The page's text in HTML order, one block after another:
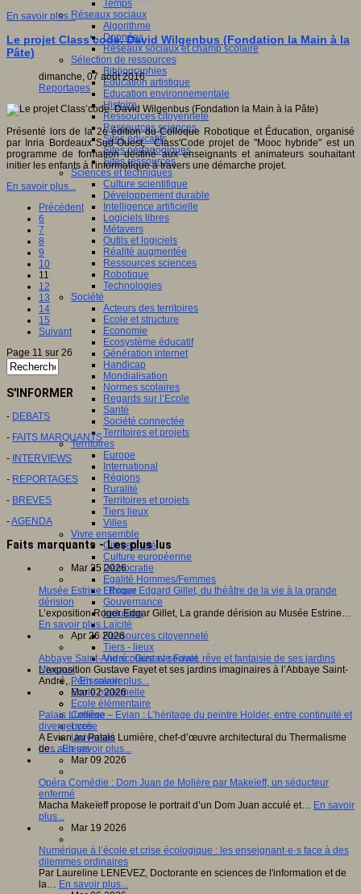
Temps
Réseaux sociaux
Algorithme
Données
Réseaux sociaux et champ scolaire
Sélection de ressources
Bibliographies
Education artistique
Education environnementale
Histoire
Ressources citoyenneté
Ressources sciences
Sites éducatifs
Sites pédagogiques
Sites ressources
Sciences et techniques
Culture scientifique
Développement durable
Intelligence artificielle
Logiciels libres
Métavers
Outils et logiciels
Réalité augmentée
Ressources sciences
Robotique
Technologies
Société
Acteurs des territoires
Ecole et structure
Economie
Ecosystème éducatif
Génération internet
Handicap
Mondialisation
Normes scolaires
Regards sur l’Ecole
Santé
Société connectée
Territoires et projets
Territoires
Europe
International
Régions
Ruralité
Territoires et projets
Tiers lieux
Villes
Vivre ensemble
Citoyenneté
Culture européenne
Démocratie
Egalité Hommes/Femmes
Ethique
Gouvernance
Inclusion
Laïcité
Ressources citoyenneté
Tiers - lieux
Vie scolaire et sociale
Niveaux
Périscolaire
Ecole maternelle
Ecole élémentaire
Collège
Lycée
Université
Les auteurs
En savoir plus...
Le projet Class’code. David Wilgenbus (Fondation la Main à la
Pâte)
dimanche, 07 août 2016
Reportages
Présenté lors de la 2e édition du Colloque Robotique et Éducation, organisé
par Inria Bordeaux Sud-Ouest, Class'Code projet de "Mooc hybride" est un
programme de formation destiné aux enseignants et animateurs souhaitant
initier les enfants à l'informatique à travers une démarche projet.
En savoir plus...
Précédent
6
7
8
9
10
11
12
13
14
15
Suivant
Page 11 sur 26
S'INFORMER
- DEBATS
- FAITS MARQUANTS
- INTERVIEWS
- REPORTAGES
- BREVES
-AGENDA
Faits marquants - Les plus lus
Mar 25 2026
Musée Estrine : Roger Edgard Gillet, du théâtre de la vie à la grande
dérision
L’exposition Roger Edgar Gillet, La grande dérision au Musée Estrine…
En savoir plus...
Apr 26 2026
Abbaye Saint-André : Gustave Fayet, rêve et fantaisie de ses jardins
L’exposition Gustave Fayet et ses jardins imaginaires à l’Abbaye Saint-
André,…En savoir plus...
Mar 02 2026
Palais Lumière – Evian : L’héritage du peintre Holder, entre continuité et
divergences
A Evian au Palais Lumière, chef-d’œuvre architectural du Thermalisme
de…En savoir plus...
Mar 09 2026
Opéra Comédie : Dom Juan de Molière par Makeïeff, un séducteur
enfermé
Macha Makeïeff propose le portrait d’un Dom Juan acculé et… En savoir
plus...
Mar 19 2026
Numérique à l’école et crise écologique : les enseignant·e·s face à des
dilemmes ordinaires
Par Laureline LENEVEZ, Doctorante en sciences de l'information et de
la… En savoir plus...